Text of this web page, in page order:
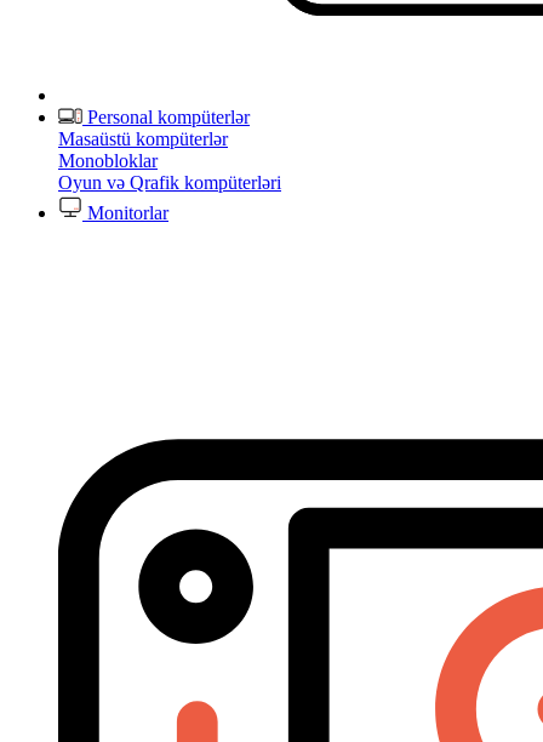
Personal kompüterlər
Masaüstü kompüterlər
Monobloklar
Oyun və Qrafik kompüterləri
Monitorlar